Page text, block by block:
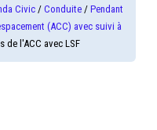
Civic /Conduite /Pendant
(ACC) avec suivi à
l'ACC avec LSF